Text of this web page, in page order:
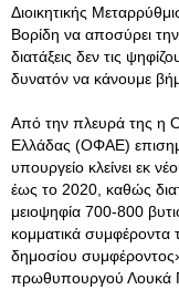
Διοικητικής
Βορίδη να αποσύρει
διατάξεις δεν τις
δυνατόν να κάνουμε
Από την πλευρά της η
Ελλάδας (ΟΦΑΕ)
υπουργείο κλείνει εκ
έως το 2020, καθώς
μειοψηφία 700-800
κομματικά συμφέροντα
δημοσίου
πρωθυπουργού Λουκά